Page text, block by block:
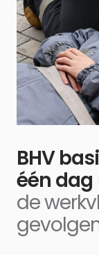
BHV
één dag
de